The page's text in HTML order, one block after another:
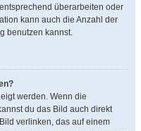
überarbeiten oder
kann auch die Anzahl der
benutzen kannst.
werden. Wenn die
du das Bild auch direkt
verlinken, das auf einem